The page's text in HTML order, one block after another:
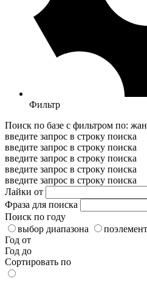
Фильтр
Поиск по базе с фильтром по:
введите запрос в строку поиска
введите запрос в строку поиска
введите запрос в строку поиска
введите запрос в строку поиска
введите запрос в строку поиска
Лайки от
Фраза для поиска
Поиск по году
выбор диапазона
Год от
Год до
Сортировать по